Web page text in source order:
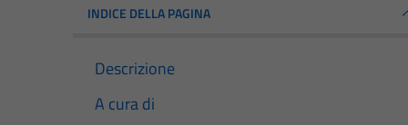
INDICE DELLA PAGINA
Descrizione
A cura di